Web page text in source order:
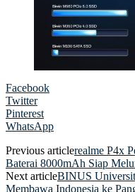
Facebook
Twitter
Pinterest
WhatsApp
Previous articlerealme P4x
Baterai 8000mAh Siap
Next articleBINUS
Membawa Indonesia ke